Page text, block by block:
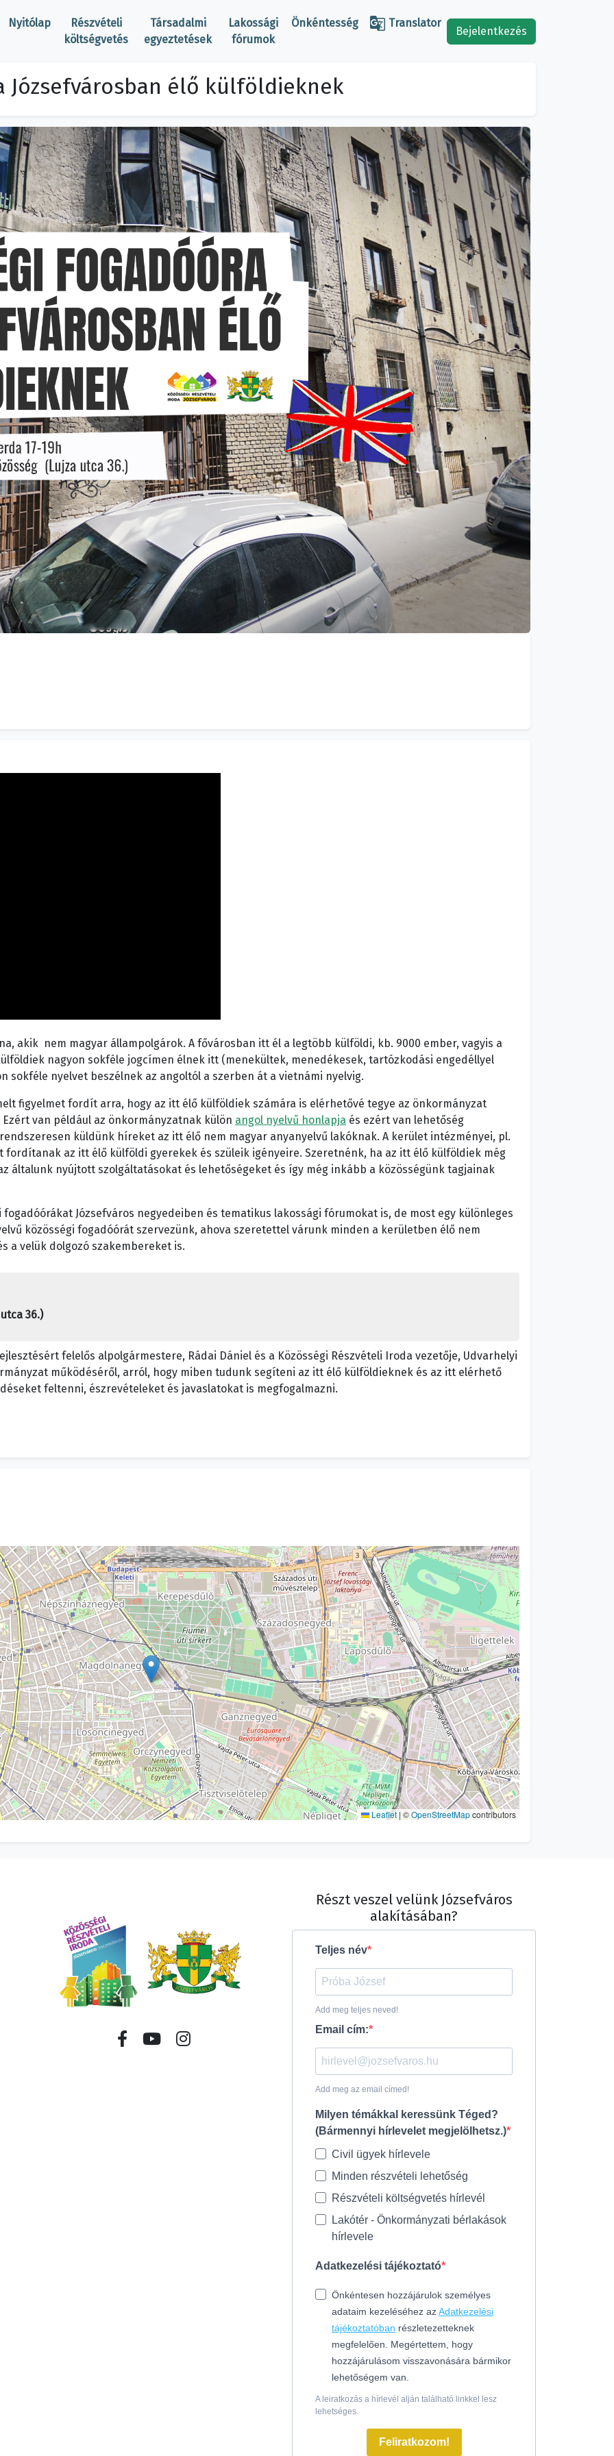
Nyitólap
Részvételi
költségvetés
Társadalmi
egyeztetések
Lakossági
fórumok
Önkéntesség  Translator
Bejelentkezés
Józsefvárosban élő külföldieknek
akik nem magyar állampolgárok. A fővárosban itt él a legtöbb külföldi, kb. 9000 ember, vagyis a
nagyon sokféle jogcímen élnek itt (menekültek, menedékesek, tartózkodási engedéllyel
sokféle nyelvet beszélnek az angoltól a szerben át a vietnámi nyelvig.
figyelmet fordít arra, hogy az itt élő külföldiek számára is elérhetővé tegye az önkormányzat
van például az önkormányzatnak külön angol nyelvű honlapja és ezért van lehetőség
küldünk híreket az itt élő nem magyar anyanyelvű lakóknak. A kerület intézményei, pl.
fordítanak az itt élő külföldi gyerekek és szüleik igényeire. Szeretnénk, ha az itt élő külföldiek még
általunk nyújtott szolgáltatásokat és lehetőségeket és így még inkább a közösségünk tagjainak
Józsefváros negyedeiben és tematikus lakossági fórumokat is, de most egy különleges
közösségi fogadóórát szervezünk, ahova szeretettel várunk minden a kerületben élő nem
a velük dolgozó szakembereket is.
36.)
felelős alpolgármestere, Rádai Dániel és a Közösségi Részvételi Iroda vezetője, Udvarhelyi
működéséről, arról, hogy miben tudunk segíteni az itt élő külföldieknek és az itt elérhető
feltenni, észrevételeket és javaslatokat is megfogalmazni.
Leaflet | ©OpenStreetMapcontributors
Részt veszel velünk Józsefváros
alakításában?
Teljes név
Add meg teljes neved!
Email cím:
Add meg az email címed!
Milyen témákkal keressünk Téged?
(Bármennyi hírlevelet megjelölhetsz.)
Civil ügyek hírlevele
Minden részvételi lehetőség
Részvételi költségvetés hírlevél
Lakótér - Önkormányzati bérlakások
hírlevele
Adatkezelési tájékoztató
Önkéntesen hozzájárulok személyes
adataim kezeléséhez azAdatkezelési
tájékoztatóban részletezetteknek
megfelelően. Megértettem, hogy
hozzájárulásom visszavonására bármikor
lehetőségem van.
A leiratkozás a hírlevél alján található linkkel lesz
lehetséges.
Feliratkozom!